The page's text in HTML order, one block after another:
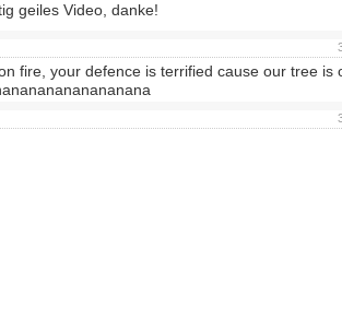
geiles Video, danke!
fire, your defence is terrified cause our tree is